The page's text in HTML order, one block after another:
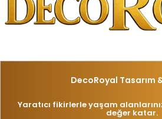
DecoRoyal Tasarım
Yaratıcı fikirlerle yaşam
değer katar.